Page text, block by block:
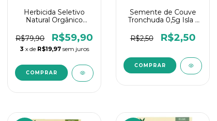
Herbicida Seletivo
Natural Orgânico
Fim 100ML
R$79,90 R$59,90
3 x de R$19,97 sem juros
Semente de Couve
Tronchuda 0,5g Isla 1
R$2,50
R$2,50